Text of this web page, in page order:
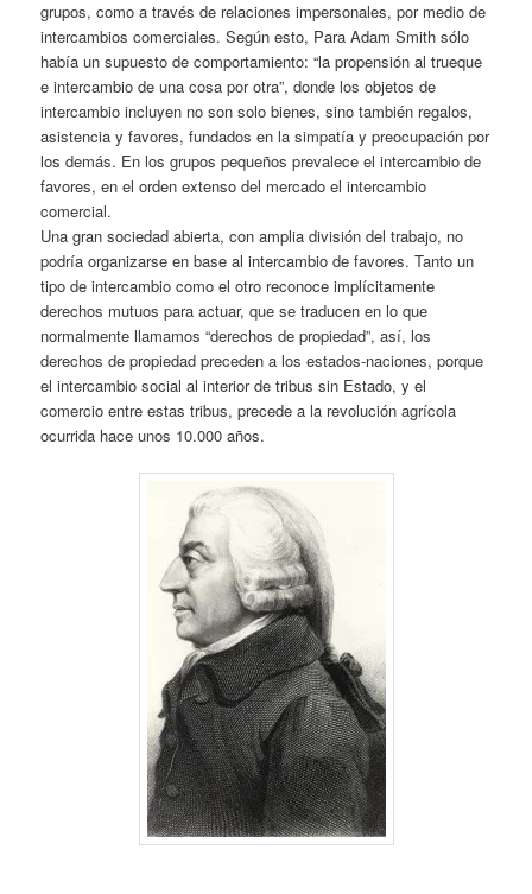
grupos, como a través de relaciones impersonales, por medio de
intercambios comerciales. Según esto, Para Adam Smith sólo
había un supuesto de comportamiento: “la propensión al trueque
e intercambio de una cosa por otra”, donde los objetos de
intercambio incluyen no son solo bienes, sino también regalos,
asistencia y favores, fundados en la simpatía y preocupación por
los demás. En los grupos pequeños prevalece el intercambio de
favores, en el orden extenso del mercado el intercambio
comercial.
Una gran sociedad abierta, con amplia división del trabajo, no
podría organizarse en base al intercambio de favores. Tanto un
tipo de intercambio como el otro reconoce implícitamente
derechos mutuos para actuar, que se traducen en lo que
normalmente llamamos “derechos de propiedad”, así, los
derechos de propiedad preceden a los estados-naciones, porque
el intercambio social al interior de tribus sin Estado, y el
comercio entre estas tribus, precede a la revolución agrícola
ocurrida hace unos 10.000 años.